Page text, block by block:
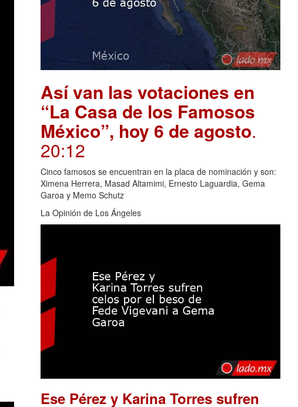
Así van las votaciones en
“La Casa de los Famosos
México”, hoy 6 de agosto.
20:12
Cinco famosos se encuentran en la placa de nominación y son:
Ximena Herrera, Masad Altamimi, Ernesto Laguardia, Gema
Garoa y Memo Schutz
La Opinión de Los Ángeles
Ese Pérez y Karina Torres sufren